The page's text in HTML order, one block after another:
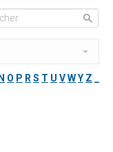
N O P R S T U VWY Z